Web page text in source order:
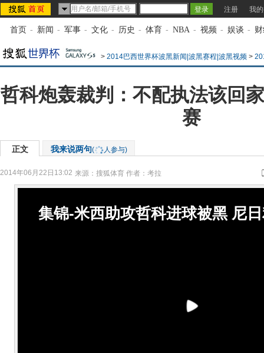
注册 我
首页 - 新闻 - 军事 - 文化 - 历史 - 体育 - NBA - 视频 - 娱谈 -
> 2014巴西世界杯波黑新闻|波黑赛程|波黑视频 >
哲科炮轰裁判：不配执法该回
赛
正文 我来说两句( 人参与)
2014年06月22日13:02 来源： 搜狐体育 作者：考拉
集锦-米西助攻哲科进球被黑 尼